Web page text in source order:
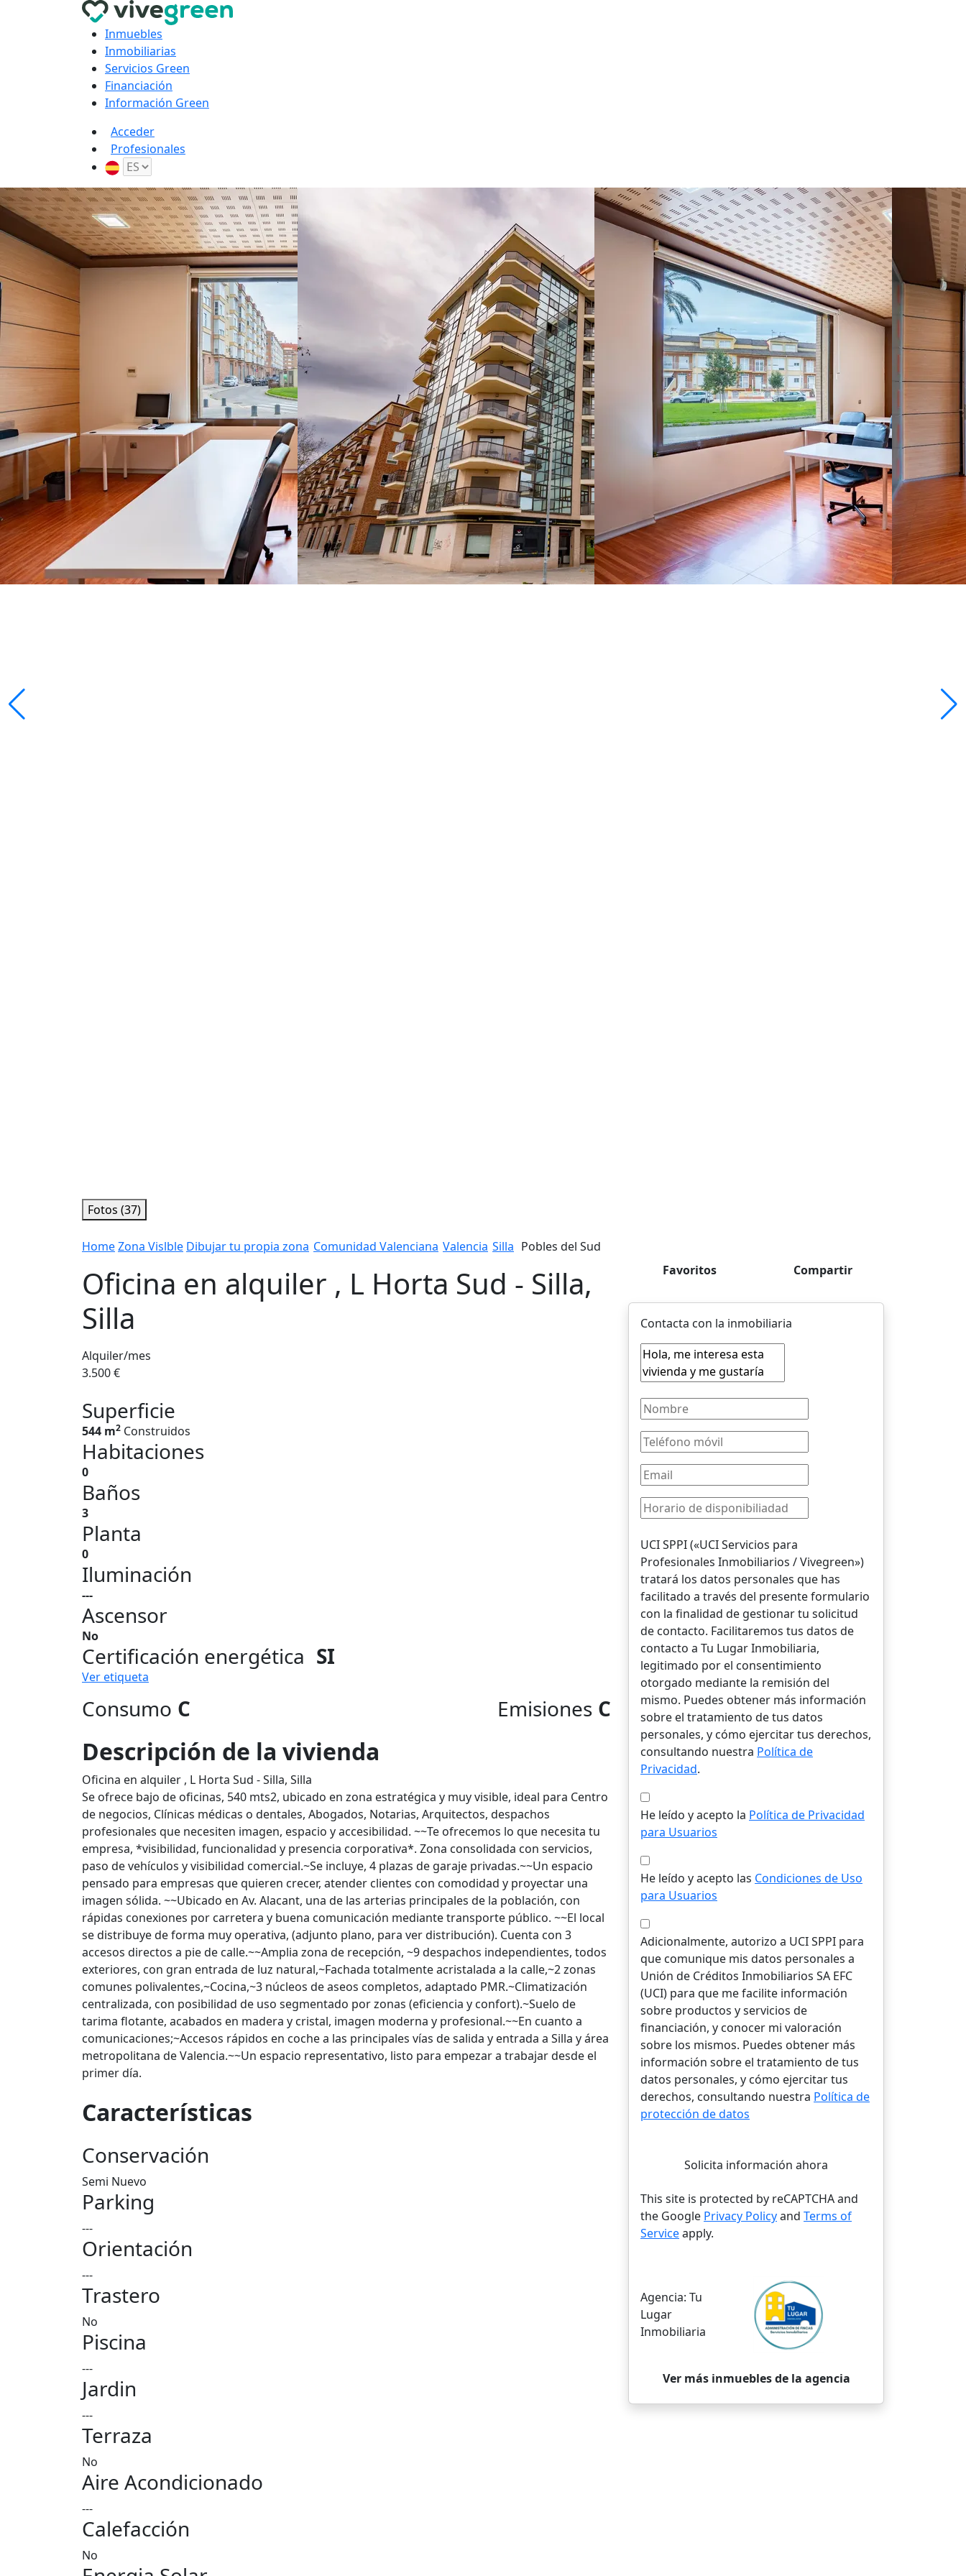
Inmuebles
Inmobiliarias
Servicios Green
Financiación
Información Green
Acceder
Profesionales
Fotos (37)
HomeZona Vislble Dibujar tu propia zona Comunidad Valenciana Valencia Silla Pobles del Sud
Oficina en alquiler , L Horta Sud - Silla,
Silla
Alquiler/mes
3.500 €
Superficie
544 m2 Construidos
Habitaciones
0
Baños
3
Planta
0
Iluminación
---
Ascensor
No
Certificación energética SI
Ver etiqueta
Consumo C Emisiones C
Descripción de la vivienda
Oficina en alquiler , L Horta Sud - Silla, Silla
Se ofrece bajo de oficinas, 540 mts2, ubicado en zona estratégica y muy visible, ideal para Centro
de negocios, Clínicas médicas o dentales, Abogados, Notarias, Arquitectos, despachos
profesionales que necesiten imagen, espacio y accesibilidad. ~~Te ofrecemos lo que necesita tu
empresa, *visibilidad, funcionalidad y presencia corporativa*. Zona consolidada con servicios,
paso de vehículos y visibilidad comercial.~Se incluye, 4 plazas de garaje privadas.~~Un espacio
pensado para empresas que quieren crecer, atender clientes con comodidad y proyectar una
imagen sólida. ~~Ubicado en Av. Alacant, una de las arterias principales de la población, con
rápidas conexiones por carretera y buena comunicación mediante transporte público. ~~El local
se distribuye de forma muy operativa, (adjunto plano, para ver distribución). Cuenta con 3
accesos directos a pie de calle.~~Amplia zona de recepción, ~9 despachos independientes, todos
exteriores, con gran entrada de luz natural,~Fachada totalmente acristalada a la calle,~2 zonas
comunes polivalentes,~Cocina,~3 núcleos de aseos completos, adaptado PMR.~Climatización
centralizada, con posibilidad de uso segmentado por zonas (eficiencia y confort).~Suelo de
tarima flotante, acabados en madera y cristal, imagen moderna y profesional.~~En cuanto a
comunicaciones;~Accesos rápidos en coche a las principales vías de salida y entrada a Silla y área
metropolitana de Valencia.~~Un espacio representativo, listo para empezar a trabajar desde el
primer día.
Características
Conservación
Semi Nuevo
Parking
---
Orientación
---
Trastero
No
Piscina
---
Jardin
---
Terraza
No
Aire Acondicionado
---
Calefacción
No
Favoritos Compartir
Contacta con la inmobiliaria
UCI SPPI («UCI Servicios para
Profesionales Inmobiliarios / Vivegreen»)
tratará los datos personales que has
facilitado a través del presente formulario
con la finalidad de gestionar tu solicitud
de contacto. Facilitaremos tus datos de
contacto a Tu Lugar Inmobiliaria,
legitimado por el consentimiento
otorgado mediante la remisión del
mismo. Puedes obtener más información
sobre el tratamiento de tus datos
personales, y cómo ejercitar tus derechos,
consultando nuestra Política de
Privacidad.
He leído y acepto la Política de Privacidad
para Usuarios
He leído y acepto las Condiciones de Uso
para Usuarios
Adicionalmente, autorizo a UCI SPPI para
que comunique mis datos personales a
Unión de Créditos Inmobiliarios SA EFC
(UCI) para que me facilite información
sobre productos y servicios de
financiación, y conocer mi valoración
sobre los mismos. Puedes obtener más
información sobre el tratamiento de tus
datos personales, y cómo ejercitar tus
derechos, consultando nuestra Política de
protección de datos
Solicita información ahora
This site is protected by reCAPTCHA and
the Google Privacy Policyand Terms of
Serviceapply.
Agencia: Tu
Lugar
Inmobiliaria
Ver más inmuebles de la agencia